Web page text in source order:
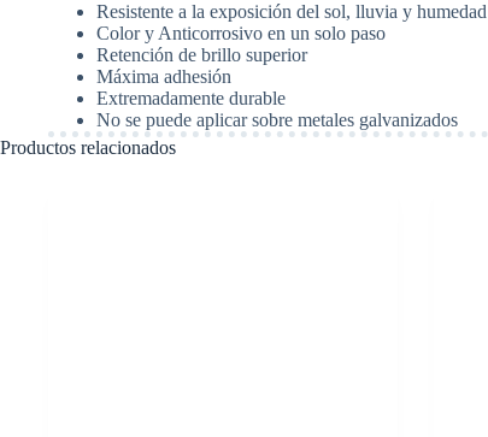
Resistente a la exposición del sol, lluvia y humedad
Color y Anticorrosivo en un solo paso
Retención de brillo superior
Máxima adhesión
Extremadamente durable
No se puede aplicar sobre metales galvanizados
Productos relacionados